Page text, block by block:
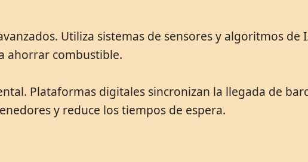
Utiliza sistemas de sensores y algoritmos de
ahorrar combustible.
Plataformas digitales sincronizan la llegada de
y reduce los tiempos de espera.